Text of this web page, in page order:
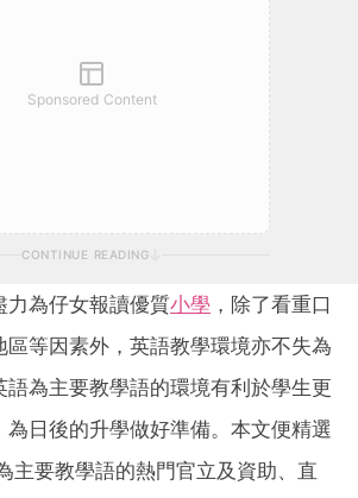
Sponsored Content
CONTINUE READING
力為仔女報讀優質小學 ，除了看重口
區等因素外，英語教學環境亦不失為
語為主要教學語的環境有利於學生更
為日後的升學做好準備。本文便精選
主要教學語的熱門官立及資助、直